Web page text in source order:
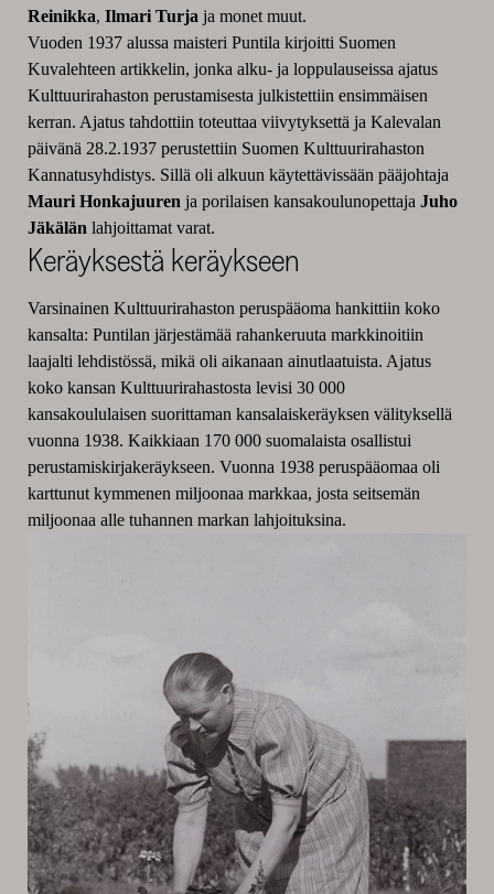
Reinikka, Ilmari Turja ja monet muut.
Vuoden 1937 alussa maisteri Puntila kirjoitti Suomen
Kuvalehteen artikkelin, jonka alku- ja loppulauseissa ajatus
Kulttuurirahaston perustamisesta julkistettiin ensimmäisen
kerran. Ajatus tahdottiin toteuttaa viivytyksettä ja Kalevalan
päivänä 28.2.1937 perustettiin Suomen Kulttuurirahaston
Kannatusyhdistys. Sillä oli alkuun käytettävissään pääjohtaja
Mauri Honkajuuren ja porilaisen kansakoulunopettaja Juho
Jäkälän lahjoittamat varat.
Keräyksestä keräykseen
Varsinainen Kulttuurirahaston peruspääoma hankittiin koko
kansalta: Puntilan järjestämää rahankeruuta markkinoitiin
laajalti lehdistössä, mikä oli aikanaan ainutlaatuista. Ajatus
koko kansan Kulttuurirahastosta levisi 30 000
kansakoululaisen suorittaman kansalaiskeräyksen välityksellä
vuonna 1938. Kaikkiaan 170 000 suomalaista osallistui
perustamiskirjakeräykseen. Vuonna 1938 peruspääomaa oli
karttunut kymmenen miljoonaa markkaa, josta seitsemän
miljoonaa alle tuhannen markan lahjoituksina.